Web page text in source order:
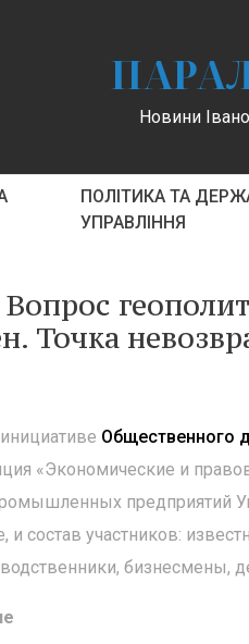
Новини
ПОЛІТИКА ТА
УПРАВЛІННЯ
Точка
Общественного
«Экономические и
предприятий
состав участников:
бизнесмены,